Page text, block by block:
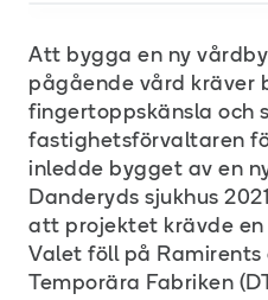
Att bygga en ny
pågående vård kräver
fingertoppskänsla och
fastighetsförvaltaren
inledde bygget av en
Danderyds sjukhus
att projektet krävde
Valet föll på
Temporära Fabriken